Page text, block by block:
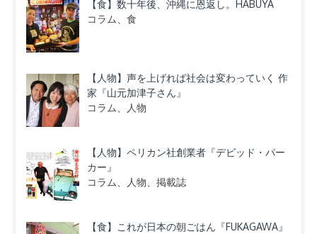
【食】数十年後、沖縄に恩返し。HABUYA
コラム、食
【人物】声を上げれば社会は変わっていく 作
家『山元加津子さん』
コラム、人物
【人物】ペリカン社創業者『デビッド・パー
カー』
コラム、人物、掲載誌
【食】これが日本の朝ごはん『FUKAGAWA』